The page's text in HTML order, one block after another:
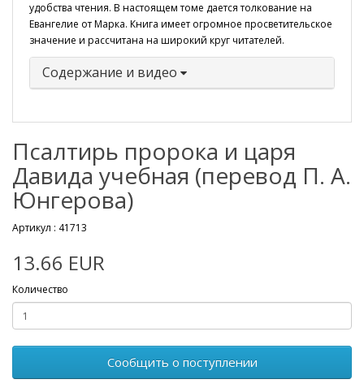
удобства чтения. В настоящем томе дается толкование на
Евангелие от Марка. Книга имеет огромное просветительское
значение и рассчитана на широкий круг читателей.
Содержание и видео
Псалтирь пророка и царя
Давида учебная (перевод П. А.
Юнгерова)
Артикул : 41713
13.66 EUR
Количество
Сообщить о поступлении